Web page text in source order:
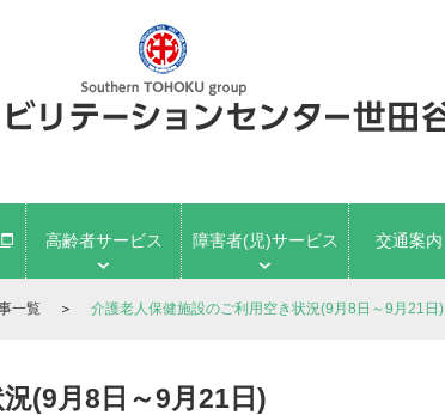
高齢者サービス 障害者(児)サービス 交通案内
一覧 ＞ 介護老人保健施設のご利用空き状況(9月8日～9月21日)
(9月8日～9月21日)